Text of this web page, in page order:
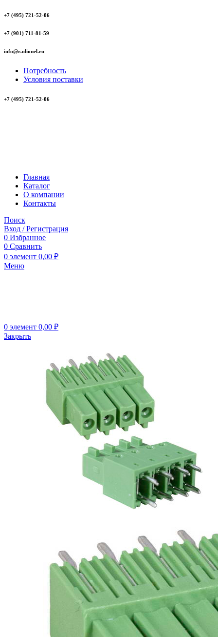
+7 (495) 721-52-06
+7 (901) 711-81-59
info@radionel.ru
Потребность
Условия поставки
+7 (495) 721-52-06
Главная
Каталог
О компании
Контакты
Поиск
Вход / Регистрация
0 Избранное
0 Сравнить
0 элемент 0,00 ₽
Меню
0 элемент 0,00 ₽
Закрыть